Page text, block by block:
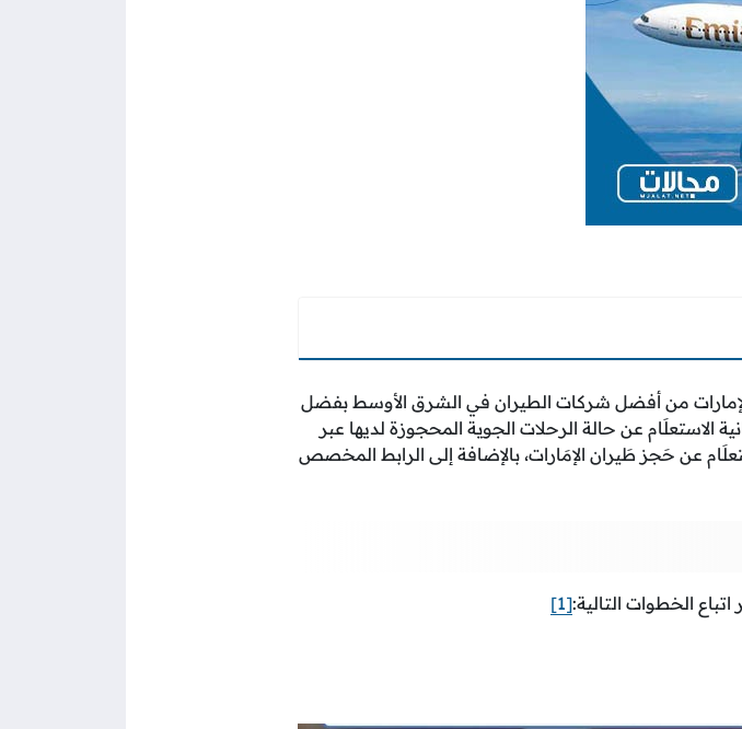
من أفضل شركات الطيران في الشرق الأوسط بفضل
الاستعلَام عن حالة الرحلات الجوية المحجوزة لديها عبر
عن حَجز طَيران الإمَارات، بالإضافة إلى الرابط المخصص
الخطوات التالية:[1]